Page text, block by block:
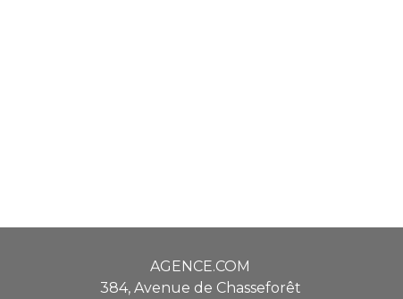
AGENCE.COM
384, Avenue de Chasseforêt